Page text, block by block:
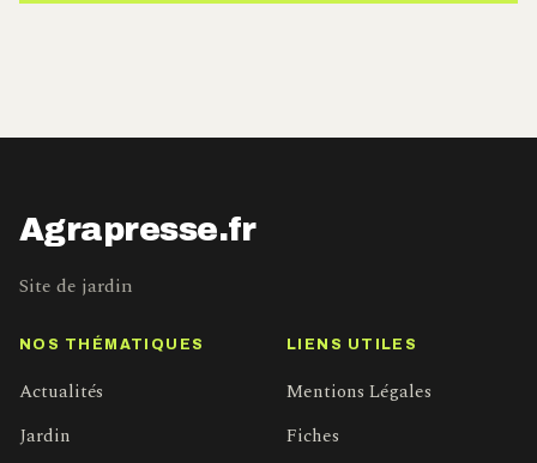
Agrapresse.fr
Site de jardin
NOS THÉMATIQUES
Actualités
Jardin
LIENS UTILES
Mentions Légales
Fiches